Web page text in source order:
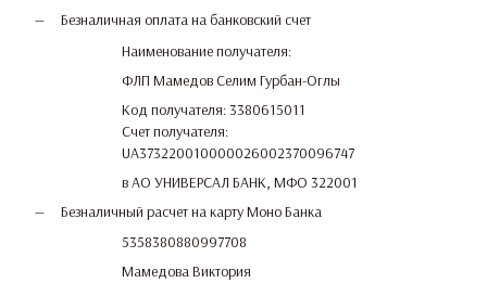
Безналичная оплата на банковский счет
Наименование получателя:
ФЛП Мамедов Селим Гурбан-Оглы
Код получателя: 3380615011
Счет получателя:
UA373220010000026002370096747
в АО УНИВЕРСАЛ БАНК, МФО 322001
Безналичный расчет на карту Моно Банка
5358380880997708
Мамедова Виктория